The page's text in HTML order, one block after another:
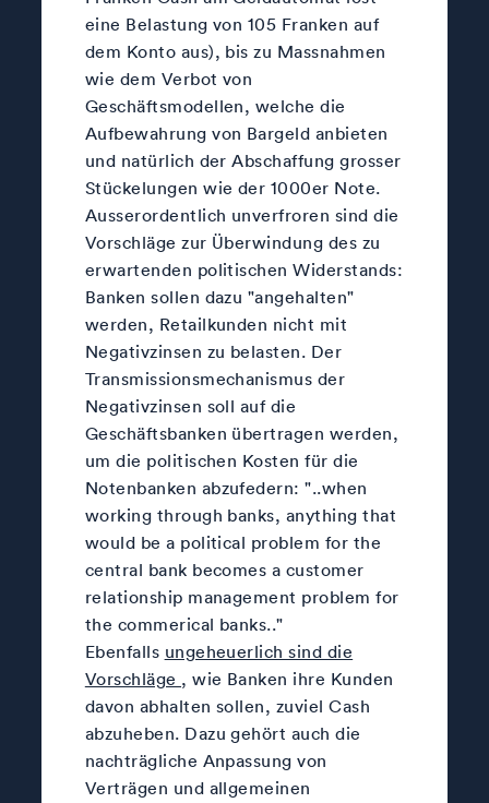
eine Belastung von 105 Franken auf
dem Konto aus), bis zu Massnahmen
wie dem Verbot von
Geschäftsmodellen, welche die
Aufbewahrung von Bargeld anbieten
und natürlich der Abschaffung grosser
Stückelungen wie der 1000er Note.
Ausserordentlich unverfroren sind die
Vorschläge zur Überwindung des zu
erwartenden politischen Widerstands:
Banken sollen dazu "angehalten"
werden, Retailkunden nicht mit
Negativzinsen zu belasten. Der
Transmissionsmechanismus der
Negativzinsen soll auf die
Geschäftsbanken übertragen werden,
um die politischen Kosten für die
Notenbanken abzufedern: "..when
working through banks, anything that
would be a political problem for the
central bank becomes a customer
relationship management problem for
the commerical banks.."
Ebenfalls ungeheuerlich sind die
Vorschläge , wie Banken ihre Kunden
davon abhalten sollen, zuviel Cash
abzuheben. Dazu gehört auch die
nachträgliche Anpassung von
Verträgen und allgemeinen